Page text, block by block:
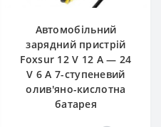
Автомобільний
зарядний пристрій
Foxsur 12 V 12 A — 24
V 6 A 7-ступеневий
олив'яно-кислотна
батарея